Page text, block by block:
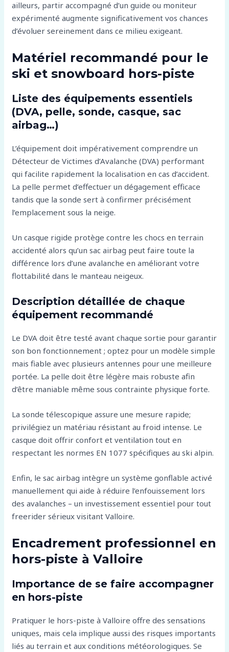
ailleurs, partir accompagné d’un guide ou moniteur
expérimenté augmente significativement vos chances
d’évoluer sereinement dans ce milieu exigeant.
Matériel recommandé pour le
ski et snowboard hors-piste
Liste des équipements essentiels
(DVA, pelle, sonde, casque, sac
airbag…)
L’équipement doit impérativement comprendre un
Détecteur de Victimes d’Avalanche (DVA) performant
qui facilite rapidement la localisation en cas d’accident.
La pelle permet d’effectuer un dégagement efficace
tandis que la sonde sert à confirmer précisément
l’emplacement sous la neige.
Un casque rigide protège contre les chocs en terrain
accidenté alors qu’un sac airbag peut faire toute la
différence lors d’une avalanche en améliorant votre
flottabilité dans le manteau neigeux.
Description détaillée de chaque
équipement recommandé
Le DVA doit être testé avant chaque sortie pour garantir
son bon fonctionnement ; optez pour un modèle simple
mais fiable avec plusieurs antennes pour une meilleure
portée. La pelle doit être légère mais robuste afin
d’être maniable même sous contrainte physique forte.
La sonde télescopique assure une mesure rapide;
privilégiez un matériau résistant au froid intense. Le
casque doit offrir confort et ventilation tout en
respectant les normes EN 1077 spécifiques au ski alpin.
Enfin, le sac airbag intègre un système gonflable activé
manuellement qui aide à réduire l’enfouissement lors
des avalanches – un investissement essentiel pour tout
freerider sérieux visitant Valloire.
Encadrement professionnel en
hors-piste à Valloire
Importance de se faire accompagner
en hors-piste
Pratiquer le hors-piste à Valloire offre des sensations
uniques, mais cela implique aussi des risques importants
liés au terrain et aux conditions météorologiques. Se